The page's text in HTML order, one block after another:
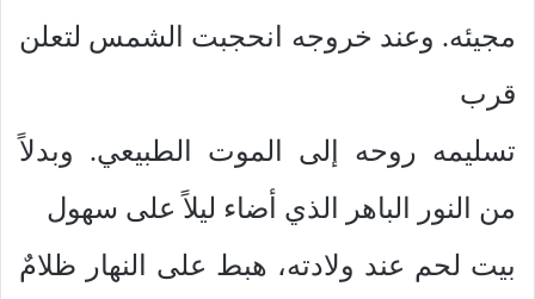
مجيئه. وعند خروجه انحجبت الشمس لتعلن
قرب
تسليمه روحه إلى الموت الطبيعي. وبدلاً
من النور الباهر الذي أضاء ليلاً على سهول
بيت لحم عند ولادته، هبط على النهار ظلامٌ